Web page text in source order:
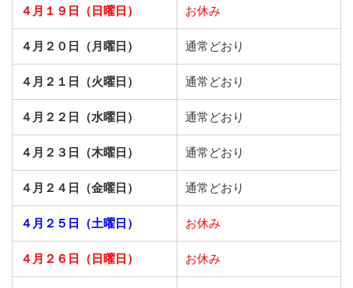
４月１９日（日曜日） お休み
４月２０日（月曜日） 通常どおり
４月２１日（火曜日） 通常どおり
４月２２日（水曜日） 通常どおり
４月２３日（木曜日） 通常どおり
４月２４日（金曜日） 通常どおり
４月２５日（土曜日） お休み
４月２６日（日曜日） お休み